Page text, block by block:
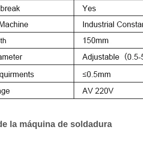
la máquina de soldadura